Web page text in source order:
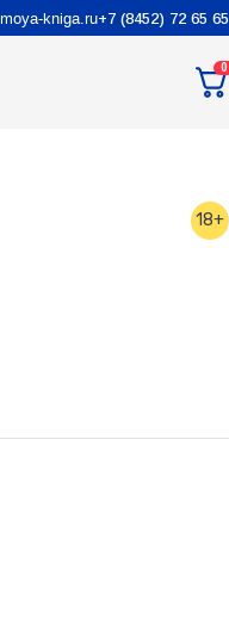
kniga.ru+7 (8452) 72 65 65
0
18+